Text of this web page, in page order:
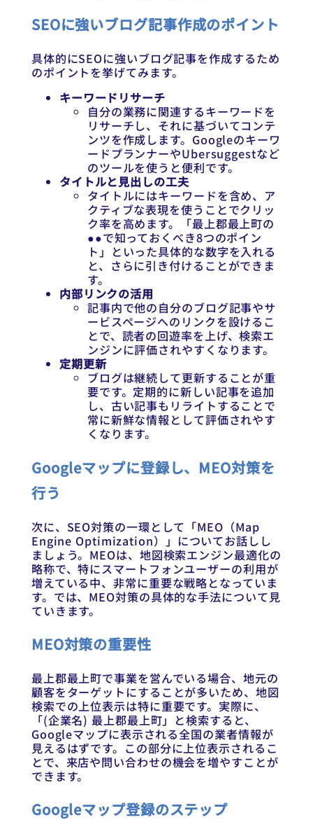
SEOに強いブログ記事作成のポイント
具体的にSEOに強いブログ記事を作成するため
のポイントを挙げてみます。
キーワードリサーチ
自分の業務に関連するキーワードを
リサーチし、それに基づいてコンテ
ンツを作成します。Googleのキーワ
ードプランナーやUbersuggestなど
のツールを使うと便利です。
タイトルと見出しの工夫
タイトルにはキーワードを含め、ア
クティブな表現を使うことでクリッ
ク率を高めます。「最上郡最上町の
●●で知っておくべき8つのポイン
ト」といった具体的な数字を入れる
と、さらに引き付けることができま
す。
内部リンクの活用
記事内で他の自分のブログ記事やサ
ービスページへのリンクを設けるこ
とで、読者の回遊率を上げ、検索エ
ンジンに評価されやすくなります。
定期更新
ブログは継続して更新することが重
要です。定期的に新しい記事を追加
し、古い記事もリライトすることで
常に新鮮な情報として評価されやす
くなります。
Googleマップに登録し、MEO対策を
行う
次に、SEO対策の一環として「MEO（Map
Engine Optimization）」についてお話しし
ましょう。MEOは、地図検索エンジン最適化の
略称で、特にスマートフォンユーザーの利用が
増えている中、非常に重要な戦略となっていま
す。では、MEO対策の具体的な手法について見
ていきます。
MEO対策の重要性
最上郡最上町で事業を営んでいる場合、地元の
顧客をターゲットにすることが多いため、地図
検索での上位表示は特に重要です。実際に、
「(企業名) 最上郡最上町」と検索すると、
Googleマップに表示される全国の業者情報が
見えるはずです。この部分に上位表示されるこ
とで、来店や問い合わせの機会を増やすことが
できます。
Googleマップ登録のステップ